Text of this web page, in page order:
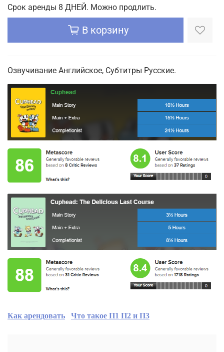
Срок аренды 8 ДНЕЙ. Можно продлить.
В корзину
Озвучивание Английское, Субтитры Русские.
Как арендовать Что такое П1 П2 и П3